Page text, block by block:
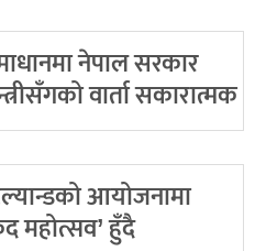
नेपाल सरकार
वार्ता सकारात्मक
आयोजनामा
महोत्सव’ हुँदै